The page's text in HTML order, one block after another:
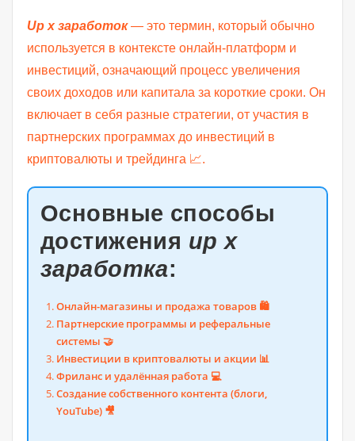
Up x заработок— это термин, который обычно
используется в контексте онлайн-платформ и
инвестиций, означающий процесс увеличения
своих доходов или капитала за короткие сроки. Он
включает в себя разные стратегии, от участия в
партнерских программах до инвестиций в
криптовалюты и трейдинга 📈.
Основные способы
достижения up x
заработка:
Онлайн-магазины и продажа товаров 🛍️
Партнерские программы и реферальные
системы 🤝
Инвестиции в криптовалюты и акции 📊
Фриланс и удалённая работа 💻
Создание собственного контента (блоги,
YouTube) 🎥